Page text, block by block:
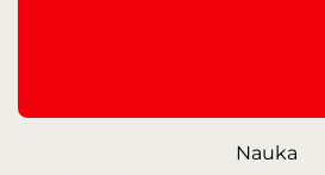
Nauka